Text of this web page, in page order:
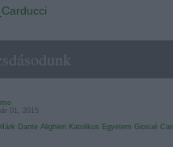
01, 2015
Dante Alighieri Katolikus Egyetem Giosué